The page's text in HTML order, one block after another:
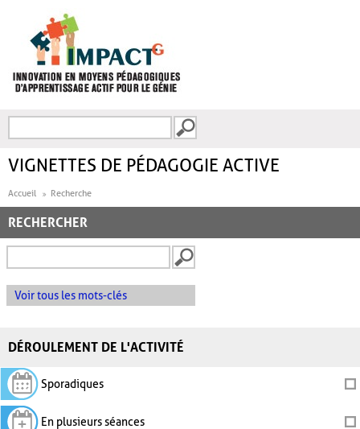
FORMULAIRE DE
VIGNETTES DE PÉDAGOGIE ACTIVE
Accueil Recherche
RECHERCHER
Voir tous les mots-clés
DÉROULEMENT DE L'ACTIVITÉ
Sporadiques
En plusieurs séances